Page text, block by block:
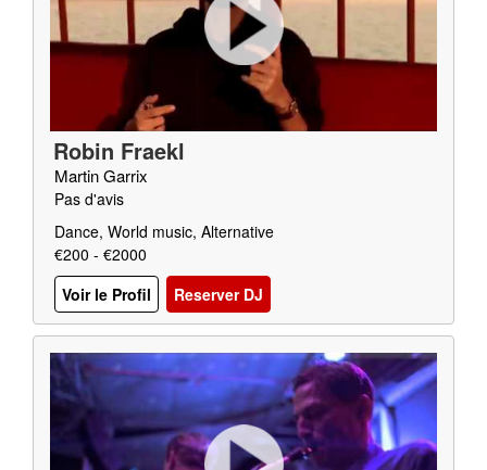
Robin Fraekl
Martin Garrix
Pas d'avis
Dance, World music, Alternative
€200 - €2000
Voir le Profil
Reserver DJ